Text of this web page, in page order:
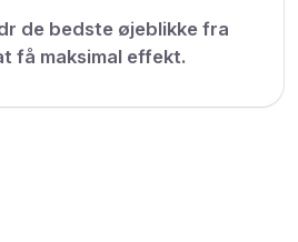
de bedste øjeblikke fra
få maksimal effekt.